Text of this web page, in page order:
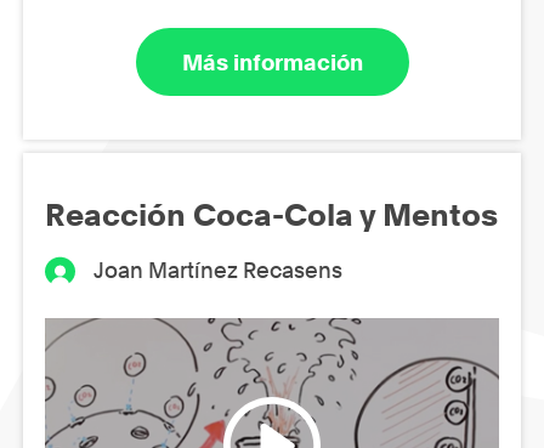
Más información
Reacción Coca-Cola y Mentos
Joan Martínez Recasens